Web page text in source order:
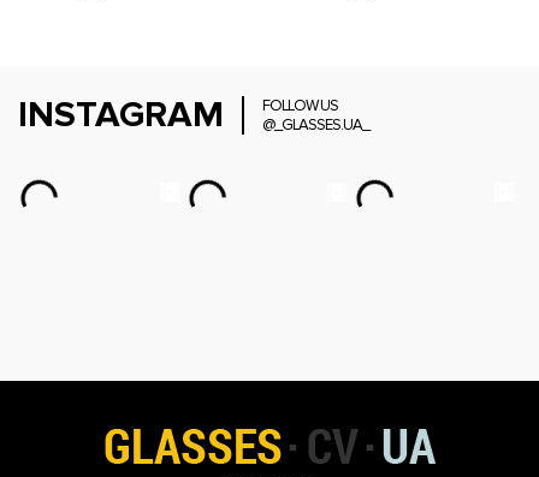
INSTAGRAM
FOLLOW US
@_GLASSES.UA_